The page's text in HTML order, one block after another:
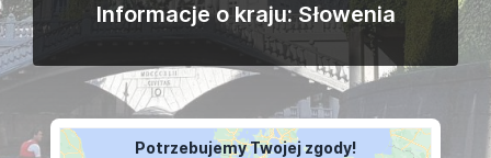
Informacje o kraju: Słowenia
Potrzebujemy Twojej zgody!